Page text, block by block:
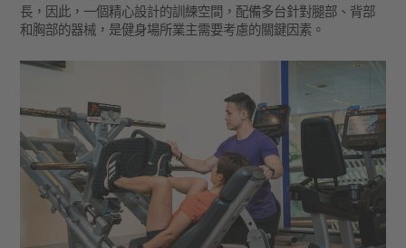
長，因此，一個精心設計的訓練空間，配備多台針對腿部、背部
和胸部的器械，是健身場所業主需要考慮的關鍵因素。